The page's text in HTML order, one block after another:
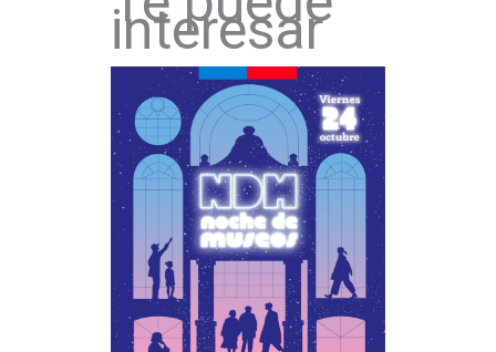
interesar